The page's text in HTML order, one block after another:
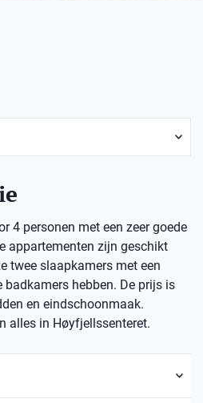
4 personen met een zeer goede
appartementen zijn geschikt
twee slaapkamers met een
badkamers hebben. De prijs is
en eindschoonmaak.
alles in Høyfjellssenteret.